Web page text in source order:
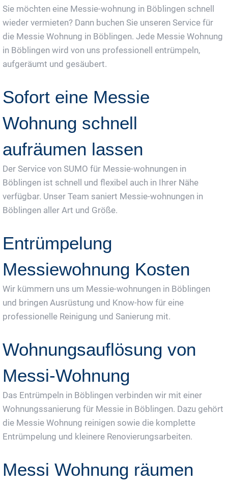
Sie möchten eine Messie-wohnung in Böblingen schnell
wieder vermieten? Dann buchen Sie unseren Service für
die Messie Wohnung in Böblingen. Jede Messie Wohnung
in Böblingen wird von uns professionell entrümpeln,
aufgeräumt und gesäubert.
Sofort eine Messie
Wohnung schnell
aufräumen lassen
Der Service von SUMO für Messie-wohnungen in
Böblingen ist schnell und flexibel auch in Ihrer Nähe
verfügbar. Unser Team saniert Messie-wohnungen in
Böblingen aller Art und Größe.
Entrümpelung
Messiewohnung Kosten
Wir kümmern uns um Messie-wohnungen in Böblingen
und bringen Ausrüstung und Know-how für eine
professionelle Reinigung und Sanierung mit.
Wohnungsauflösung von
Messi-Wohnung
Das Entrümpeln in Böblingen verbinden wir mit einer
Wohnungssanierung für Messie in Böblingen. Dazu gehört
die Messie Wohnung reinigen sowie die komplette
Entrümpelung und kleinere Renovierungsarbeiten.
Messi Wohnung räumen